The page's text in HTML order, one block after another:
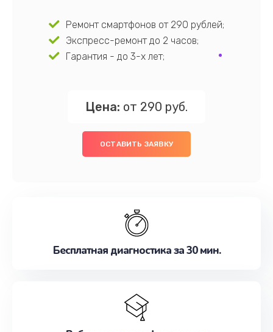
Ремонт смартфонов от 290 рублей;
Экспресс-ремонт до 2 часов;
Гарантия - до 3-х лет;
Цена: от 290 руб.
ОСТАВИТЬ ЗАЯВКУ
Бесплатная диагностика за 30 мин.